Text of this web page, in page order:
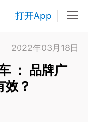
打开App
2022年03月18日
： 品牌广
效？